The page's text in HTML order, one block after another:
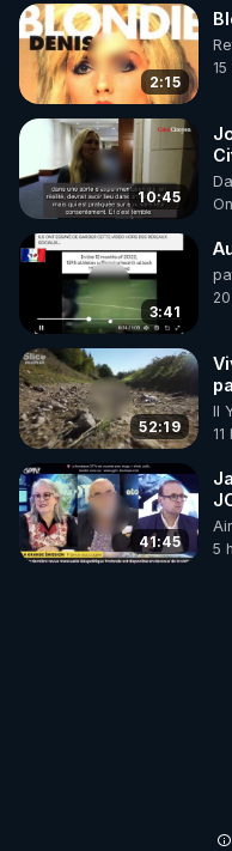
▶ 30 jours gratuit sur
de bien-être ENVOL :
Rendez-vous sur
le code : REGENERE
2:15
10:45
3:41
52:19
Il
41:45
5